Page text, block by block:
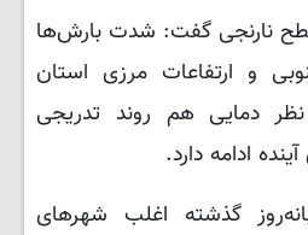
نارنجی گفت: شدت بارش‌ها
و ارتفاعات مرزی استان
دمایی هم روند تدریجی
ادامه دارد.
گذشته اغلب شهرهای